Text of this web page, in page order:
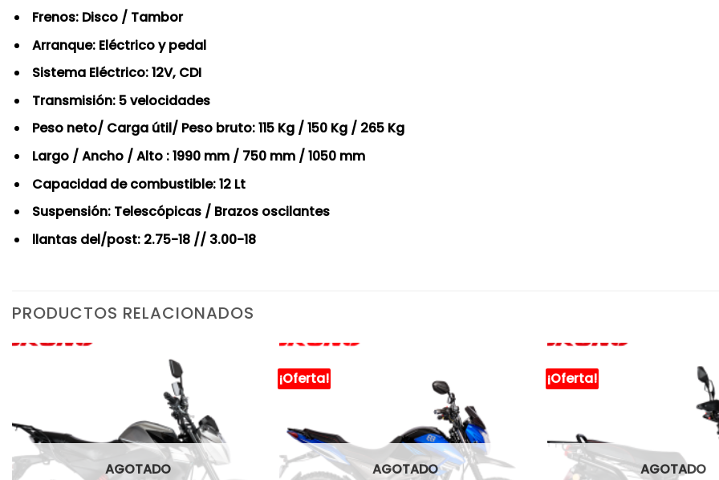
Frenos: Disco / Tambor
Arranque: Eléctrico y pedal
Sistema Eléctrico: 12V, CDI
Transmisión: 5 velocidades
Peso neto/ Carga útil/ Peso bruto: 115 Kg / 150 Kg / 265 Kg
Largo / Ancho / Alto : 1990 mm / 750 mm / 1050 mm
Capacidad de combustible: 12 Lt
Suspensión: Telescópicas / Brazos oscilantes
llantas del/post: 2.75-18 // 3.00-18
PRODUCTOS RELACIONADOS
AGOTADO
¡Oferta!
AGOTADO
¡Oferta!
AGOTADO